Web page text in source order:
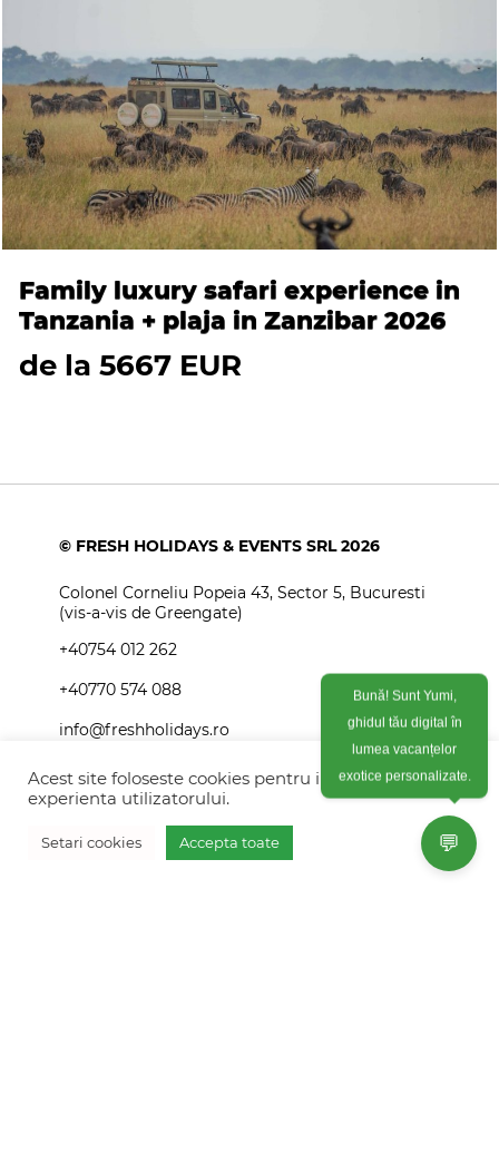
Family luxury safari experience in
Tanzania + plaja in Zanzibar 2026
de la 5667 EUR
Vreau oferta personalizata
© FRESH HOLIDAYS & EVENTS SRL 2026
Colonel Corneliu Popeia 43, Sector 5, Bucuresti
(vis-a-vis de Greengate)
+40754 012 262
+40770 574 088
info@freshholidays.ro
Povestile noastre
Contact Fresh Holidays
Acest site foloseste cookies pentru imbunatati
experienta utilizatorului.
Setari cookies Accepta toate 💬
Bună! Sunt Yumi,
ghidul tău digital în
lumea vacanțelor
exotice personalizate.